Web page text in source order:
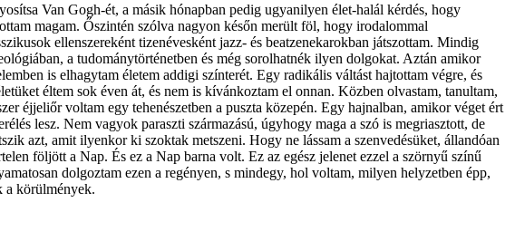
Van Gogh-ét, a másik hónapban pedig ugyanilyen élet-halál kérdés, hogy
magam. Őszintén szólva nagyon későn merült föl, hogy irodalommal
ellenszereként tizenévesként jazz- és beatzenekarokban játszottam. Mindig
a tudománytörténetben és még sorolhatnék ilyen dolgokat. Aztán amikor
is elhagytam életem addigi színterét. Egy radikális váltást hajtottam végre, és
éltem sok éven át, és nem is kívánkoztam el onnan. Közben olvastam, tanultam,
éjjeliőr voltam egy tehenészetben a puszta közepén. Egy hajnalban, amikor véget ért
lesz. Nem vagyok paraszti származású, úgyhogy maga a szó is megriasztott, de
azt, amit ilyenkor ki szoktak metszeni. Hogy ne lássam a szenvedésüket, állandóan
följött a Nap. És ez a Nap barna volt. Ez az egész jelenet ezzel a szörnyű színű
dolgoztam ezen a regényen, s mindegy, hol voltam, milyen helyzetben épp,
a körülmények.